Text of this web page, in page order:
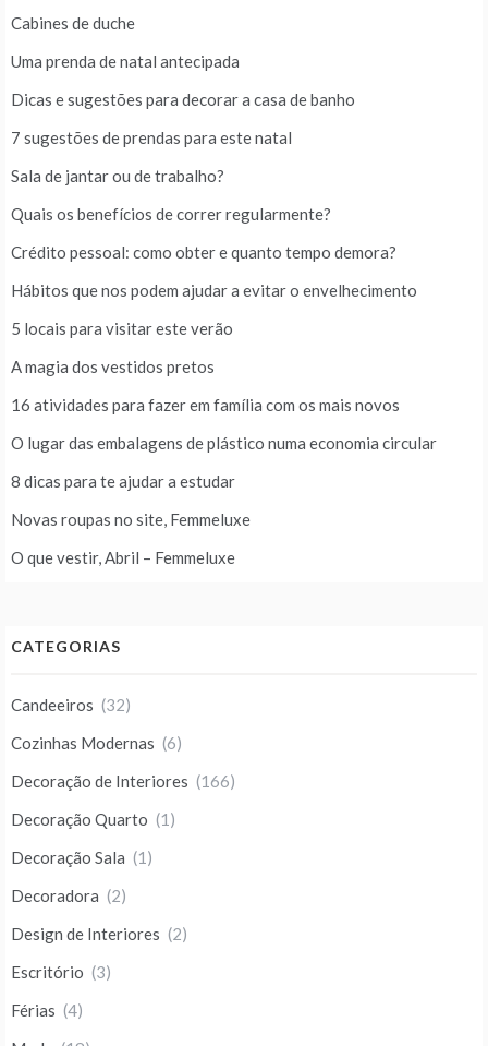
Cabines de duche
Uma prenda de natal antecipada
Dicas e sugestões para decorar a casa de banho
7 sugestões de prendas para este natal
Sala de jantar ou de trabalho?
Quais os benefícios de correr regularmente?
Crédito pessoal: como obter e quanto tempo demora?
Hábitos que nos podem ajudar a evitar o envelhecimento
5 locais para visitar este verão
A magia dos vestidos pretos
16 atividades para fazer em família com os mais novos
O lugar das embalagens de plástico numa economia circular
8 dicas para te ajudar a estudar
Novas roupas no site, Femmeluxe
O que vestir, Abril – Femmeluxe
CATEGORIAS
Candeeiros (32)
Cozinhas Modernas (6)
Decoração de Interiores (166)
Decoração Quarto (1)
Decoração Sala (1)
Decoradora (2)
Design de Interiores (2)
Escritório (3)
Férias (4)